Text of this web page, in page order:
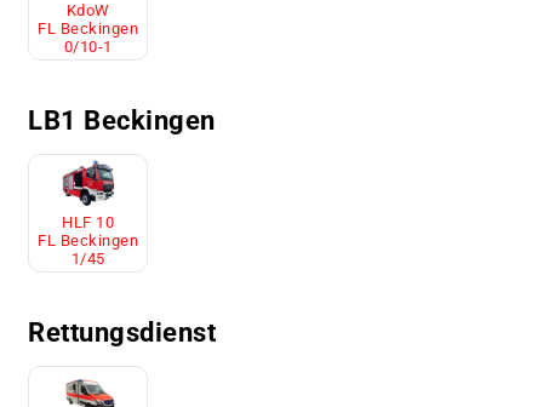
KdoW
FL Beckingen
0/10-1
LB1 Beckingen
HLF 10
FL Beckingen
1/45
Rettungsdienst